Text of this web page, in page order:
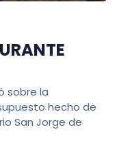
sobre la
hecho de
San Jorge de